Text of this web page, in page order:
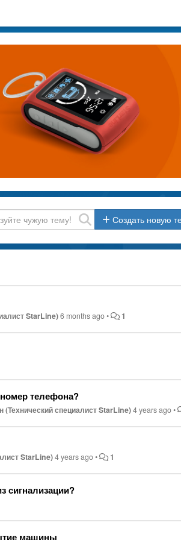
Создать новую
StarLine)6 months ago• 1
номер телефона?
(Технический специалист StarLine)4 years ago•
StarLine)4 years ago• 1
сигнализации?
машины